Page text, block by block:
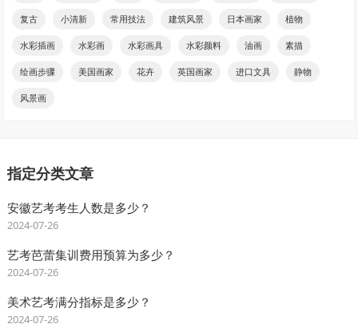
复古 小清新 常用技法 建筑风景 日本画家 植物
水彩插画 水彩画 水彩画具 水彩颜料 油画 素描
绘画步骤 美国画家 花卉 英国画家 进口文具 静物
风景画
指定分类文章
安徽艺考考生人数是多少？
2024-07-26
艺考芭蕾集训费用预算为多少？
2024-07-26
美术艺考满分指标是多少？
2024-07-26